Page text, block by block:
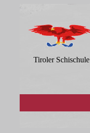
Tiroler Schischule